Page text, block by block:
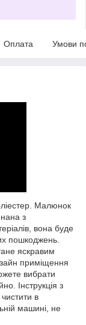
Оплата Умови
Малюнок
з
вона буде
пошкоджень.
яскравим
приміщення
вибрати
Інструкція з
в
машині, не